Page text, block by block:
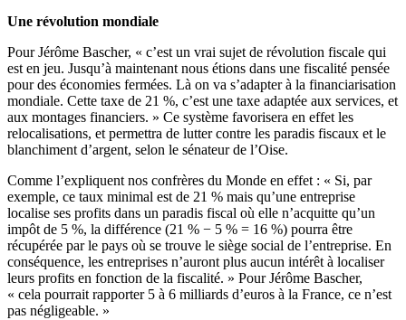
Une révolution mondiale
Pour Jérôme Bascher, « c’est un vrai sujet de révolution fiscale qui
est en jeu. Jusqu’à maintenant nous étions dans une fiscalité pensée
pour des économies fermées. Là on va s’adapter à la financiarisation
mondiale. Cette taxe de 21 %, c’est une taxe adaptée aux services, et
aux montages financiers. » Ce système favorisera en effet les
relocalisations, et permettra de lutter contre les paradis fiscaux et le
blanchiment d’argent, selon le sénateur de l’Oise.
Comme l’expliquent nos confrères du Monde en effet : « Si, par
exemple, ce taux minimal est de 21 % mais qu’une entreprise
localise ses profits dans un paradis fiscal où elle n’acquitte qu’un
impôt de 5 %, la différence (21 % − 5 % = 16 %) pourra être
récupérée par le pays où se trouve le siège social de l’entreprise. En
conséquence, les entreprises n’auront plus aucun intérêt à localiser
leurs profits en fonction de la fiscalité. » Pour Jérôme Bascher,
« cela pourrait rapporter 5 à 6 milliards d’euros à la France, ce n’est
pas négligeable. »